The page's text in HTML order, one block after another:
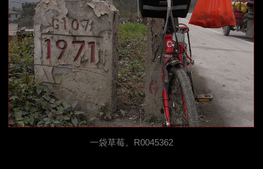
一袋草莓。R0045362